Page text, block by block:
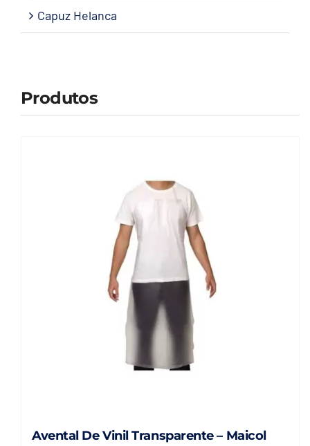
Produtos
Avental De Vinil Transparente – Maicol
Capuz Helanca